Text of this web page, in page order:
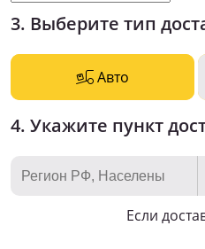
3. Выберите тип
Авто
4. Укажите пункт
Если